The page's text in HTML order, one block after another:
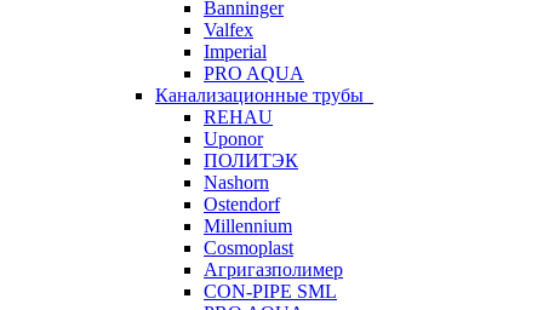
Banninger
Valfex
Imperial
PRO AQUA
Канализационные трубы
REHAU
Uponor
ПОЛИТЭК
Nashorn
Ostendorf
Millennium
Cosmoplast
Агригазполимер
CON-PIPE SML